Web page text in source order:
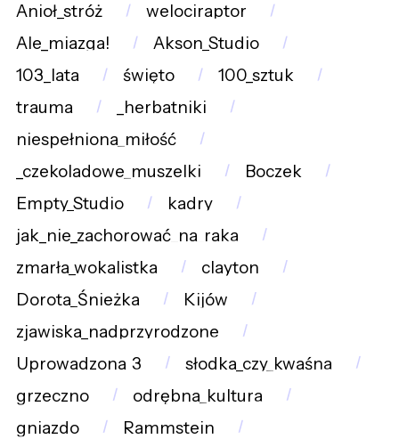
Anioł_stróż
welociraptor
Ale_miazga!
Akson_Studio
103_lata
święto
100_sztuk
trauma
_herbatniki
niespełniona_miłość
_czekoladowe_muszelki
Boczek
Empty_Studio
kadry
jak_nie_zachorować_na_raka
zmarła_wokalistka
clayton
Dorota_Śnieżka
Kijów
zjawiska_nadprzyrodzone
Uprowadzona_3
słodka_czy_kwaśna
grzeczno
odrębna_kultura
gniazdo
Rammstein